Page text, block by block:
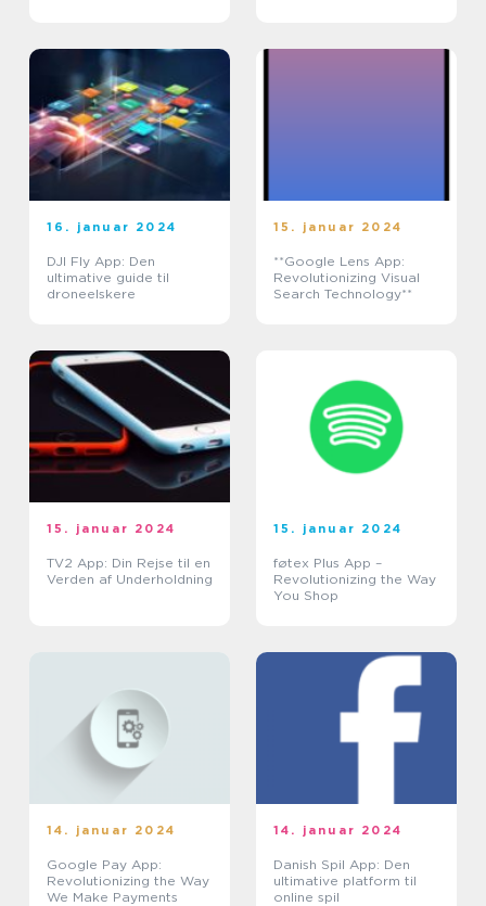
16. januar 2024
DJI Fly App: Den
ultimative guide til
droneelskere
15. januar 2024
**Google Lens App:
Revolutionizing Visual
Search Technology**
15. januar 2024
TV2 App: Din Rejse til en
Verden af Underholdning
15. januar 2024
føtex Plus App –
Revolutionizing the Way
You Shop
14. januar 2024
Google Pay App:
Revolutionizing the Way
We Make Payments
14. januar 2024
Danish Spil App: Den
ultimative platform til
online spil